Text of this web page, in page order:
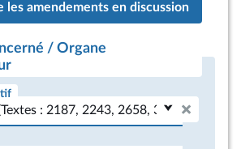
les amendements en discussion
/ Organe